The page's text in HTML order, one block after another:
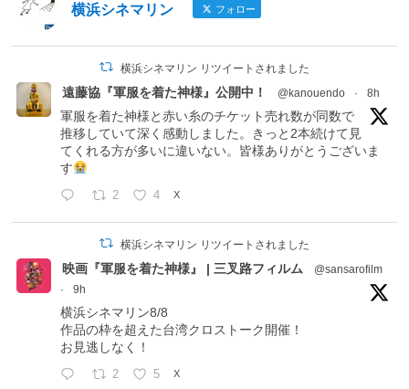
横浜シネマリン フォロー
横浜シネマリン リツイートされました
遠藤協『軍服を着た神様』公開中！ @kanouendo · 8h
軍服を着た神様と赤い糸のチケット売れ数が同数で
推移していて深く感動しました。きっと2本続けて見
てくれる方が多いに違いない。皆様ありがとうございま
す
2 4 X
横浜シネマリン リツイートされました
映画『軍服を着た神様』 | 三叉路フィルム
@sansarofilm
·
9h
横浜シネマリン8/8
作品の枠を超えた台湾クロストーク開催！
お見逃しなく！
2 5 X